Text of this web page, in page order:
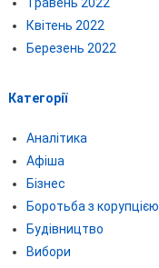
Квітень 2022
Березень 2022
Категорії
Аналітика
Афіша
Бізнес
Боротьба з корупцією
Будівництво
Вибори